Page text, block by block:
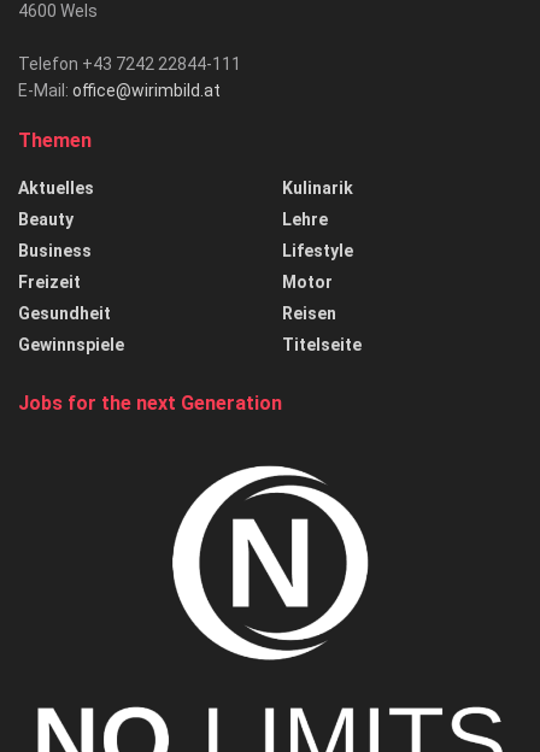
4600 Wels
Telefon +43 7242 22844-111
E-Mail: office@wirimbild.at
Themen
Aktuelles
Beauty
Business
Freizeit
Gesundheit
Gewinnspiele
Kulinarik
Lehre
Lifestyle
Motor
Reisen
Titelseite
Jobs for the next Generation